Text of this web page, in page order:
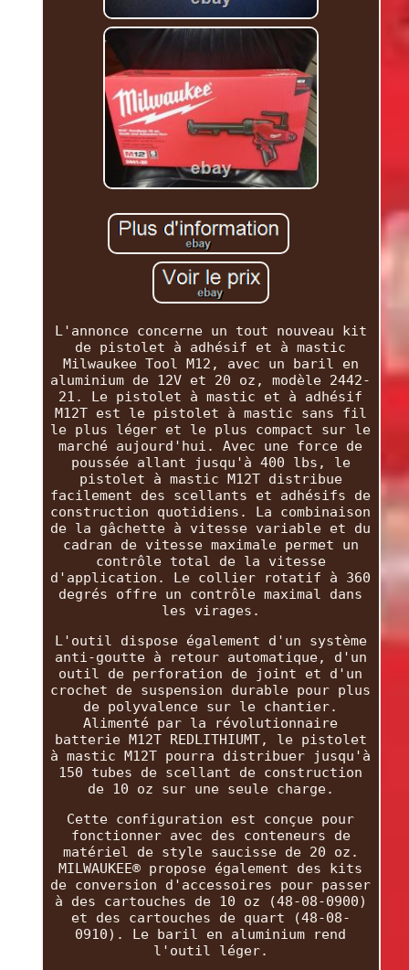
L'annonce concerne un tout nouveau kit
de pistolet à adhésif et à mastic
Milwaukee Tool M12, avec un baril en
aluminium de 12V et 20 oz, modèle 2442-
21. Le pistolet à mastic et à adhésif
M12T est le pistolet à mastic sans fil
le plus léger et le plus compact sur le
marché aujourd'hui. Avec une force de
poussée allant jusqu'à 400 lbs, le
pistolet à mastic M12T distribue
facilement des scellants et adhésifs de
construction quotidiens. La combinaison
de la gâchette à vitesse variable et du
cadran de vitesse maximale permet un
contrôle total de la vitesse
d'application. Le collier rotatif à 360
degrés offre un contrôle maximal dans
les virages.
L'outil dispose également d'un système
anti-goutte à retour automatique, d'un
outil de perforation de joint et d'un
crochet de suspension durable pour plus
de polyvalence sur le chantier.
Alimenté par la révolutionnaire
batterie M12T REDLITHIUMT, le pistolet
à mastic M12T pourra distribuer jusqu'à
150 tubes de scellant de construction
de 10 oz sur une seule charge.
Cette configuration est conçue pour
fonctionner avec des conteneurs de
matériel de style saucisse de 20 oz.
MILWAUKEE® propose également des kits
de conversion d'accessoires pour passer
à des cartouches de 10 oz (48-08-0900)
et des cartouches de quart (48-08-
0910). Le baril en aluminium rend
l'outil léger.